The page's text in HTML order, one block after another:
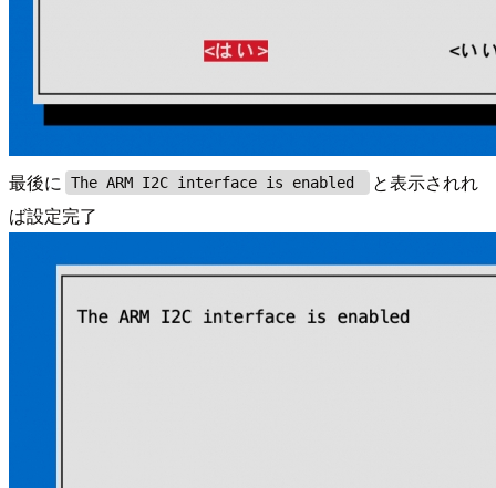
最後に The ARM I2C interface is enabled
と表示されれ
ば設定完了